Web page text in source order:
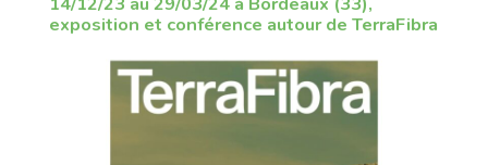
exposition et conférence autour de TerraFibra